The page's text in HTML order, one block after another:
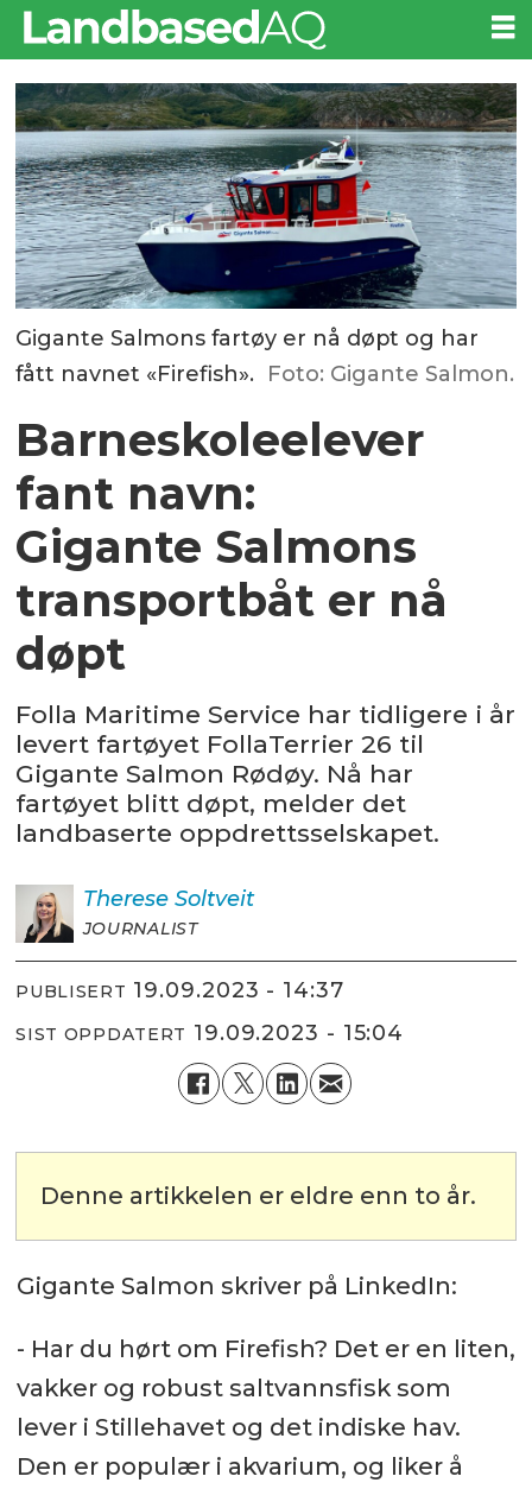
Gigante Salmons fartøy er nå døpt og har
fått navnet «Firefish». Foto: Gigante Salmon.
Barneskoleelever
fant navn:
Gigante Salmons
transportbåt er nå
døpt
Folla Maritime Service har tidligere i år
levert fartøyet FollaTerrier 26 til
Gigante Salmon Rødøy. Nå har
fartøyet blitt døpt, melder det
landbaserte oppdrettsselskapet.
Therese Soltveit
JOURNALIST
PUBLISERT 19.09.2023 - 14:37
SIST OPPDATERT 19.09.2023 - 15:04
Denne artikkelen er eldre enn to år.
Gigante Salmon skriver på LinkedIn:
- Har du hørt om Firefish? Det er en liten,
vakker og robust saltvannsfisk som
lever i Stillehavet og det indiske hav.
Den er populær i akvarium, og liker å